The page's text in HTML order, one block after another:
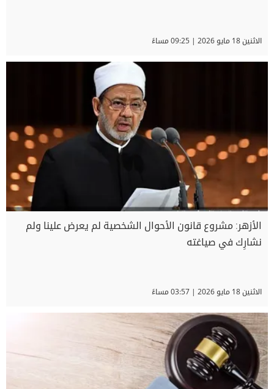
الاثنين 18 مايو 2026 | 09:25 مساءً
الأزهر: مشروع قانون الأحوال الشخصية لم يعرض علينا ولم
نشارِك في صياغته
الاثنين 18 مايو 2026 | 03:57 مساءً